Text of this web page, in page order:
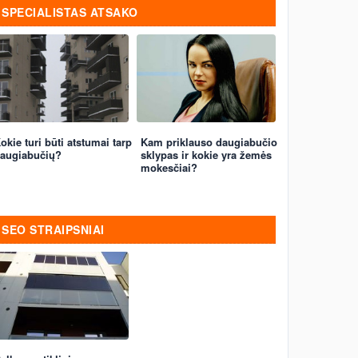
SPECIALISTAS ATSAKO
turi būti atstumai tarp
Kam priklauso daugiabučio
sklypas ir kokie yra žemės
mokesčiai?
SEO STRAIPSNIAI